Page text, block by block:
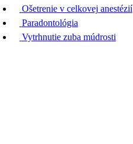
Ošetrenie v celkovej anestézií
Paradontológia
Vytrhnutie zuba múdrosti